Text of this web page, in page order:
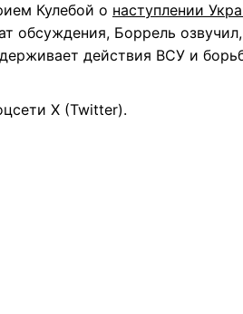
Кулебой о наступлении
обсуждения, Боррель
действия ВСУ и
Х (Twitter).